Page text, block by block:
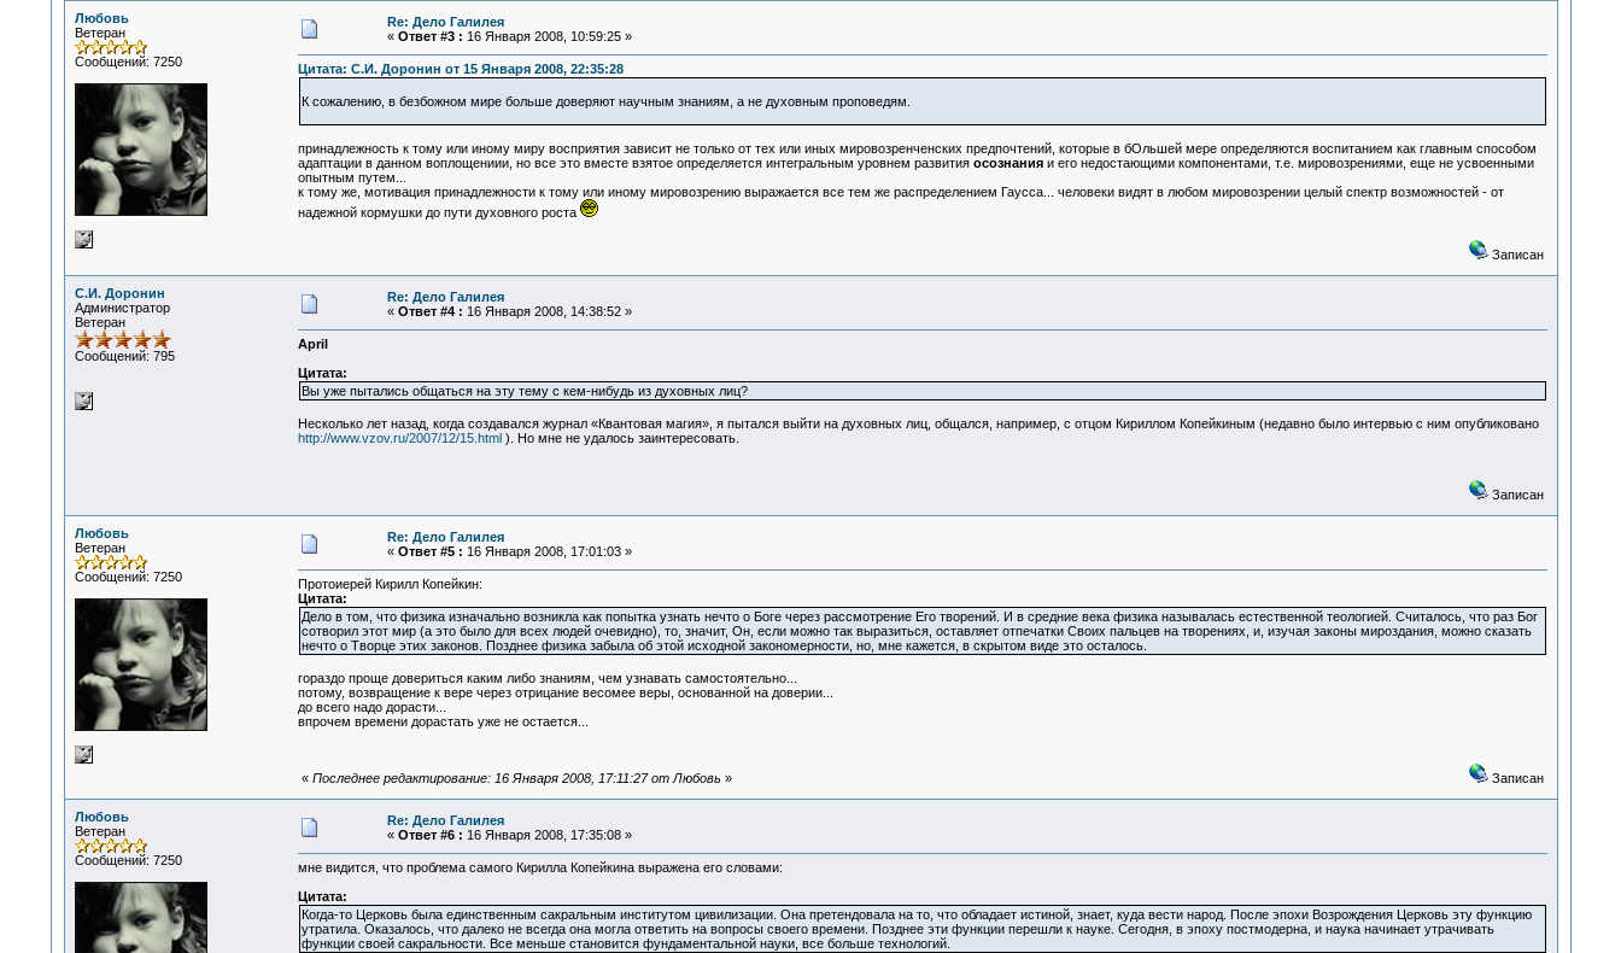
Любовь
Ветеран
Сообщений: 7250
Re: Дело Галилея
« Ответ #3 : 16 Января 2008, 10:59:25 »
Цитата: С.И. Доронин от 15 Января 2008, 22:35:28
К сожалению, в безбожном мире больше доверяют научным знаниям, а не духовным проповедям.
принадлежность к тому или иному миру восприятия зависит не только от тех или иных мировозренченских предпочтений, которые в бОльшей мере определяются воспитанием как главным способом
адаптации в данном воплощениии, но все это вместе взятое определяется интегральным уровнем развития осознанияи его недостающими компонентами, т.е. мировозрениями, еще не усвоенными
опытным путем...
к тому же, мотивация принадлежности к тому или иному мировозрению выражается все тем же распределением Гаусса... человеки видят в любом мировозрении целый спектр возможностей - от
надежной кормушки до пути духовного роста
Записан
С.И. Доронин
Администратор
Ветеран
Сообщений: 795
Re: Дело Галилея
« Ответ #4 : 16 Января 2008, 14:38:52 »
April
Цитата:
Вы уже пытались общаться на эту тему с кем-нибудь из духовных лиц?
Несколько лет назад, когда создавался журнал «Квантовая магия», я пытался выйти на духовных лиц, общался, например, с отцом Кириллом Копейкиным (недавно было интервью с ним опубликовано
http://www.vzov.ru/2007/12/15.html ). Но мне не удалось заинтересовать.
Записан
Любовь
Ветеран
Сообщений: 7250
Re: Дело Галилея
« Ответ #5 : 16 Января 2008, 17:01:03 »
Протоиерей Кирилл Копейкин:
Цитата:
Дело в том, что физика изначально возникла как попытка узнать нечто о Боге через рассмотрение Его творений. И в средние века физика называлась естественной теологией. Считалось, что раз Бог
сотворил этот мир (а это было для всех людей очевидно), то, значит, Он, если можно так выразиться, оставляет отпечатки Своих пальцев на творениях, и, изучая законы мироздания, можно сказать
нечто о Творце этих законов. Позднее физика забыла об этой исходной закономерности, но, мне кажется, в скрытом виде это осталось.
гораздо проще довериться каким либо знаниям, чем узнавать самостоятельно...
потому, возвращение к вере через отрицание весомее веры, основанной на доверии...
до всего надо дорасти...
впрочем времени дорастать уже не остается...
« Последнее редактирование: 16 Января 2008, 17:11:27 от Любовь » Записан
Любовь
Ветеран
Сообщений: 7250
Re: Дело Галилея
« Ответ #6 : 16 Января 2008, 17:35:08 »
мне видится, что проблема самого Кирилла Копейкина выражена его словами:
Цитата:
Когда-то Церковь была единственным сакральным институтом цивилизации. Она претендовала на то, что обладает истиной, знает, куда вести народ. После эпохи Возрождения Церковь эту функцию
утратила. Оказалось, что далеко не всегда она могла ответить на вопросы своего времени. Позднее эти функции перешли к науке. Сегодня, в эпоху постмодерна, и наука начинает утрачивать
функции своей сакральности. Все меньше становится фундаментальной науки, все больше технологий.